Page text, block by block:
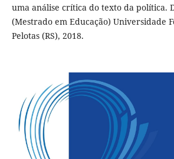
uma análise crítica do texto da política.
(Mestrado em Educação) Universidade
Pelotas (RS), 2018.